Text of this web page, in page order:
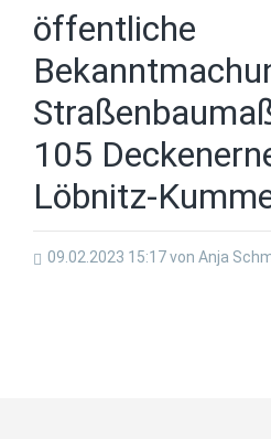
öffentliche
105
Löbnitz-
09.02.2023 15:17von Anja